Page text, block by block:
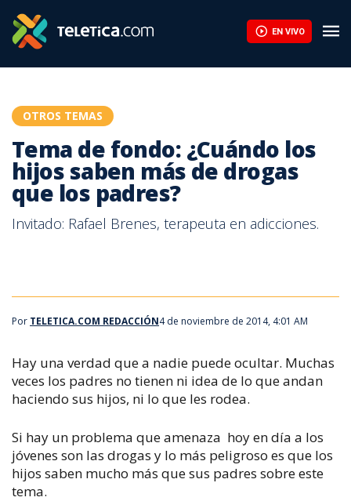
EN VIVO
OTROS TEMAS
Tema de fondo: ¿Cuándo los
hijos saben más de drogas
que los padres?
Invitado: Rafael Brenes, terapeuta en adicciones.
Por TELETICA.COM REDACCIÓN4 de noviembre de 2014, 4:01 AM
Hay una verdad que a nadie puede ocultar. Muchas
veces los padres no tienen ni idea de lo que andan
haciendo sus hijos, ni lo que les rodea.
Si hay un problema que amenaza hoy en día a los
jóvenes son las drogas y lo más peligroso es que los
hijos saben mucho más que sus padres sobre este
tema.